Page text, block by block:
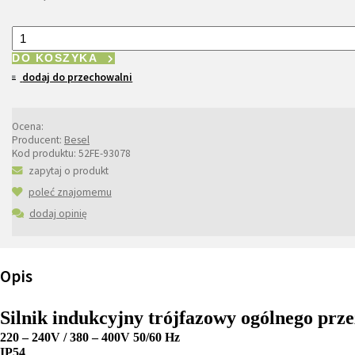
DO KOSZYKA
dodaj do przechowalni
Ocena:
Producent: Besel
Kod produktu: 52FE-93078
zapytaj o produkt
poleć znajomemu
dodaj opinię
Opis
Silnik indukcyjny trójfazowy ogólnego
220 – 240V / 380 – 400V 50/60 Hz
IP54